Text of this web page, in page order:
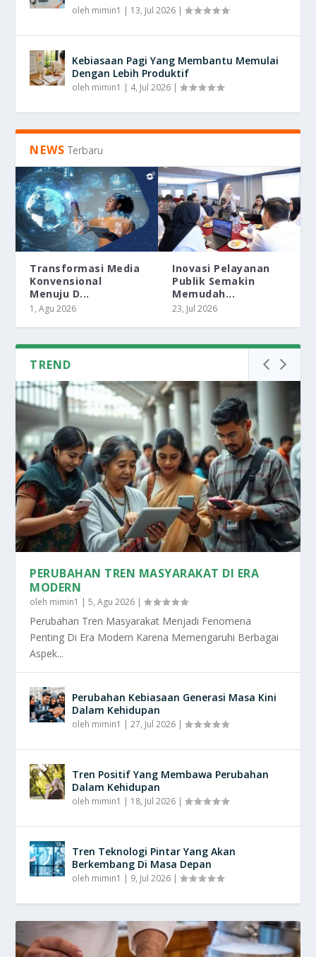
oleh mimin1 | 13, Jul 2026 |
Kebiasaan Pagi Yang Membantu Memulai
Dengan Lebih Produktif
oleh mimin1 | 4, Jul 2026 |
NEWS Terbaru
Transformasi Media
Konvensional
Menuju D...
1, Agu 2026
Inovasi Pelayanan
Publik Semakin
Memudah...
23, Jul 2026
TREND
PERUBAHAN TREN MASYARAKAT DI ERA
MODERN
oleh mimin1 |5, Agu 2026 |
Perubahan Tren Masyarakat Menjadi Fenomena
Penting Di Era Modern Karena Memengaruhi Berbagai
Aspek...
Perubahan Kebiasaan Generasi Masa Kini
Dalam Kehidupan
oleh mimin1 |27, Jul 2026 |
Tren Positif Yang Membawa Perubahan
Dalam Kehidupan
oleh mimin1 | 18, Jul 2026 |
Tren Teknologi Pintar Yang Akan
Berkembang Di Masa Depan
oleh mimin1 | 9, Jul 2026 |